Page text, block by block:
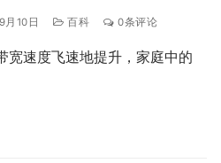
月10日 百科 0条评论
宽速度飞速地提升，家庭中的